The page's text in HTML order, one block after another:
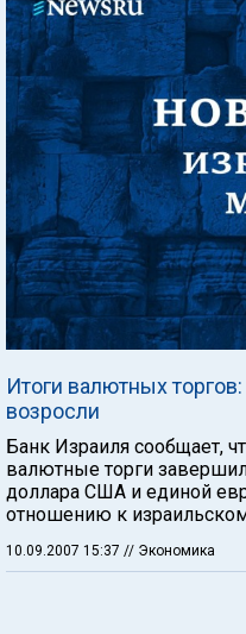
Итоги валютных
возросли
Банк Израиля сообщает,
валютные торги
доллара США и единой
отношению к
10.09.2007 15:37 // Экономика